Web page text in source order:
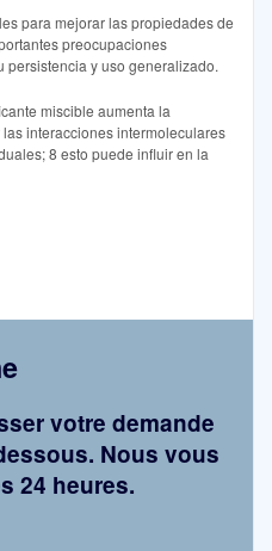
para mejorar las propiedades de
preocupaciones
y uso generalizado.
miscible aumenta la
interacciones intermoleculares
8 esto puede influir en la
votre demande
Nous vous
24 heures.